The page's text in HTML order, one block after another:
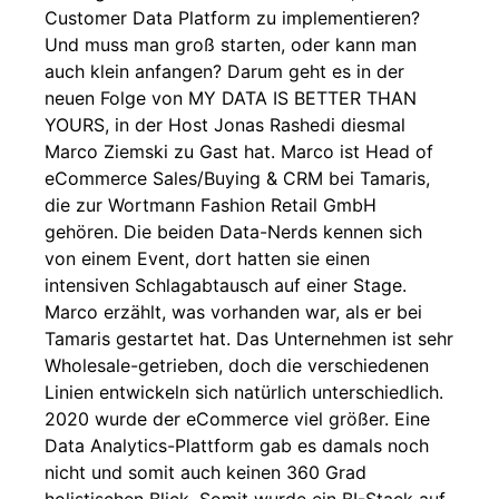
Customer Data Platform zu implementieren?
Und muss man groß starten, oder kann man
auch klein anfangen? Darum geht es in der
neuen Folge von MY DATA IS BETTER THAN
YOURS, in der Host Jonas Rashedi diesmal
Marco Ziemski zu Gast hat. Marco ist Head of
eCommerce Sales/Buying & CRM bei Tamaris,
die zur Wortmann Fashion Retail GmbH
gehören. Die beiden Data-Nerds kennen sich
von einem Event, dort hatten sie einen
intensiven Schlagabtausch auf einer Stage.
Marco erzählt, was vorhanden war, als er bei
Tamaris gestartet hat. Das Unternehmen ist sehr
Wholesale-getrieben, doch die verschiedenen
Linien entwickeln sich natürlich unterschiedlich.
2020 wurde der eCommerce viel größer. Eine
Data Analytics-Plattform gab es damals noch
nicht und somit auch keinen 360 Grad